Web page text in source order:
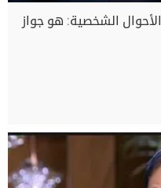
الشخصية: هو جواز